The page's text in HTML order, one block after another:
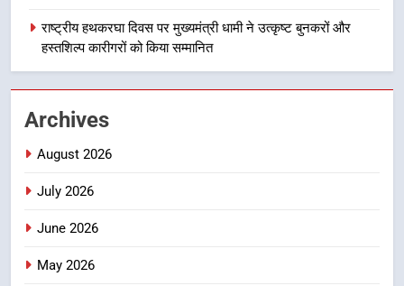
न्याय पंचायत से राज्य स्तर तक होगा
प्रतिभा का प्रदर्शन
उत्तराखण्ड
3
राष्ट्रीय हथकरघा दिवस पर मुख्यमंत्री धामी ने उत्कृष्ट बुनकरों और
हस्तशिल्प कारीगरों को किया सम्मानित
Archives
August 2026
July 2026
June 2026
May 2026